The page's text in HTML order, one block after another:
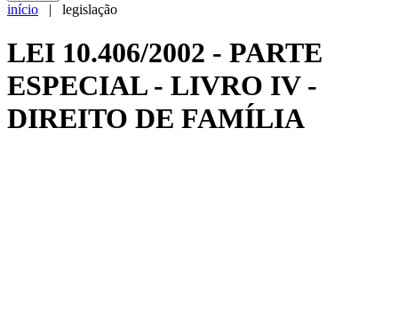
início | legislação
LEI 10.406/2002 - PARTE
ESPECIAL - LIVRO IV -
DIREITO DE FAMÍLIA